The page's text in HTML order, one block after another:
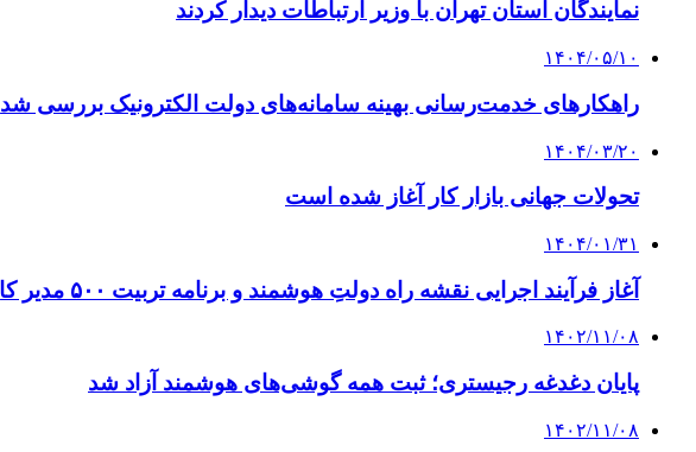
نمایندگان استان تهران با وزیر ارتباطات دیدار کردند
۱۴۰۴/۰۵/۱۰
راهکارهای خدمت‌رسانی بهینه سامانه‌های دولت الکترونیک بررسی شد
۱۴۰۴/۰۳/۲۰
تحولات جهانی بازار کار آغاز شده است
۱۴۰۴/۰۱/۳۱
آغاز فرآیند اجرایی نقشه راه دولتِ هوشمند و برنامه تربیت ۵۰۰ مدیر کارآمد
۱۴۰۲/۱۱/۰۸
پایان دغدغه رجیستری؛ ثبت همه گوشی‌های هوشمند آزاد شد
۱۴۰۲/۱۱/۰۸